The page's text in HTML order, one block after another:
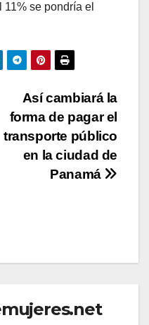
se pondría el
Así cambiará la
forma de pagar el
transporte público
en la ciudad de
Panamá